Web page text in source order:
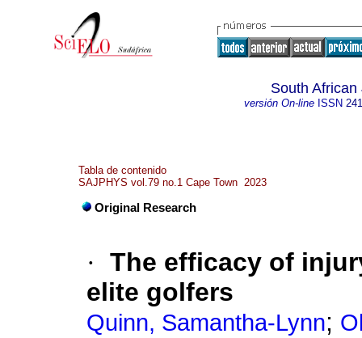
South
versión On-lineISSN
Tabla de contenido
SAJPHYS vol.79 no.1 Cape Town 2023
Original Research
· The efficacy of
elite golfers
Quinn, Samantha-Lynn;